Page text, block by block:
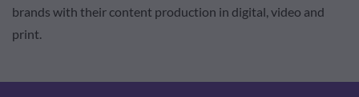
brands with their content production in digital, video and
print.